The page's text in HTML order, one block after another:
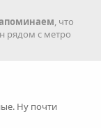
, что
рядом с метро
Ну почти